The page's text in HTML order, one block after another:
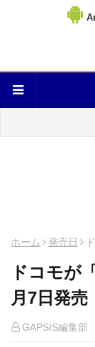
ホーム 発売日
ドコモが
月7日発売
GAPSIS編集部